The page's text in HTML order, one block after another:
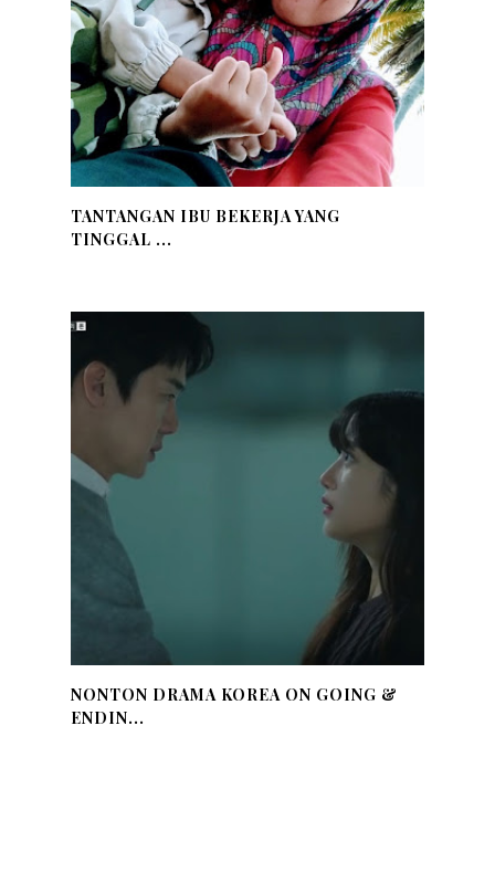
TANTANGAN IBU BEKERJA YANG
TINGGAL ...
NONTON DRAMA KOREA ON GOING &
ENDIN...